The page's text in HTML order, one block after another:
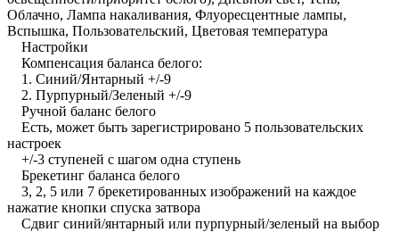
Облачно, Лампа накаливания, Флуоресцентные лампы,
Вспышка, Пользовательский, Цветовая температура
Настройки
Компенсация баланса белого:
1. Синий/Янтарный +/-9
2. Пурпурный/Зеленый +/-9
Ручной баланс белого
Есть, может быть зарегистрировано 5 пользовательских
настроек
+/-3 ступеней с шагом одна ступень
Брекетинг баланса белого
3, 2, 5 или 7 брекетированных изображений на каждое
нажатие кнопки спуска затвора
Сдвиг синий/янтарный или пурпурный/зеленый на выбор